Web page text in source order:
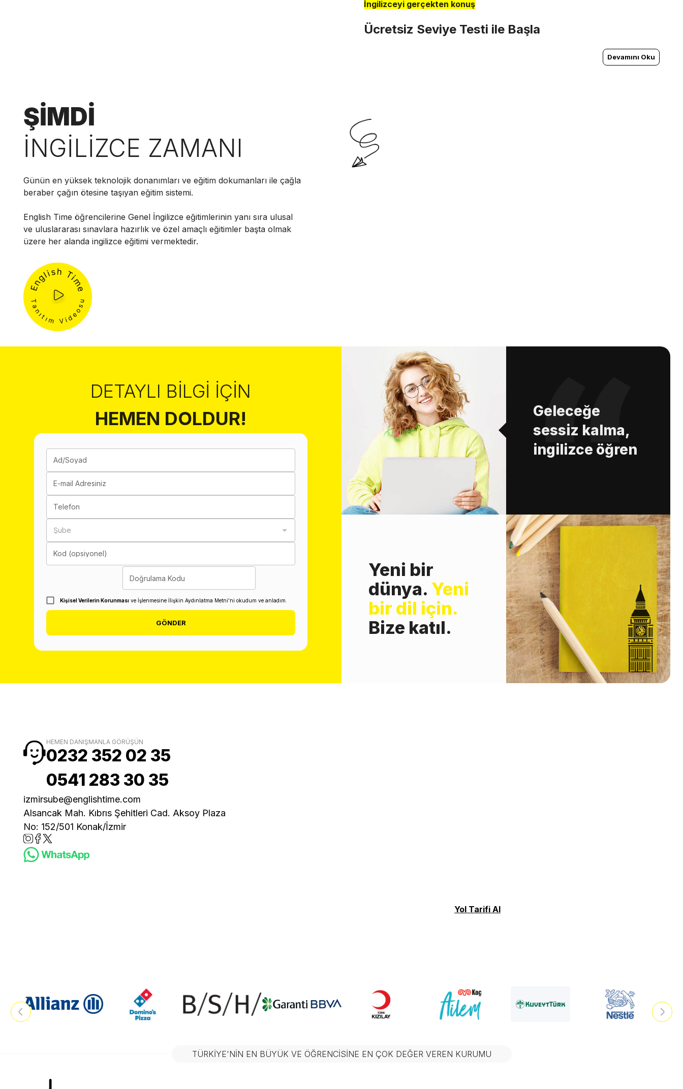
İngilizceyi gerçekten konuş
Ücretsiz Seviye Testi ile Başla
Devamını Oku
ŞİMDİ
İNGİLİZCE ZAMANI
Günün en yüksek teknolojik donanımları ve eğitim dokumanları ile çağla
beraber çağın ötesine taşıyan eğitim sistemi.
English Time öğrencilerine Genel İngilizce eğitimlerinin yanı sıra ulusal
ve uluslararası sınavlara hazırlık ve özel amaçlı eğitimler başta olmak
üzere her alanda ingilizce eğitimi vermektedir.
DETAYLI BILGI İÇIN
HEMEN DOLDUR!
Ad/Soyad
E-mail Adresiniz
Telefon
Şube
Kod (opsiyonel)
Doğrulama Kodu
Kişisel Verilerin Korunması ve İşlenmesine İlişkin Aydınlatma Metni'ni okudum ve anladım.
GÖNDER
Geleceğe
sessiz kalma,
ingilizce öğren
Yeni bir
dünya. Yeni
bir dil için.
Bize katıl.
HEMEN DANIŞMANLA GÖRÜŞÜN
0232 352 02 35
0541 283 30 35
izmirsube@englishtime.com
Alsancak Mah. Kıbrıs Şehitleri Cad. Aksoy Plaza
No: 152/501 Konak/İzmir
Yol Tarifi Al
TÜRKIYE'NIN EN BÜYÜK VE ÖĞRENCISINE EN ÇOK DEĞER VEREN KURUMU